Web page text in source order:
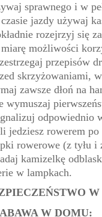
sprawnego i w
jazdy używaj
rozejrzyj się
możliwości
przepisów
skrzyżowaniami,
zawsze dłoń na
wymuszaj
odpowiednio
jedziesz rowerem
rowerowe (z tyłu
kamizelkę
w lampkach.
W DOMU: